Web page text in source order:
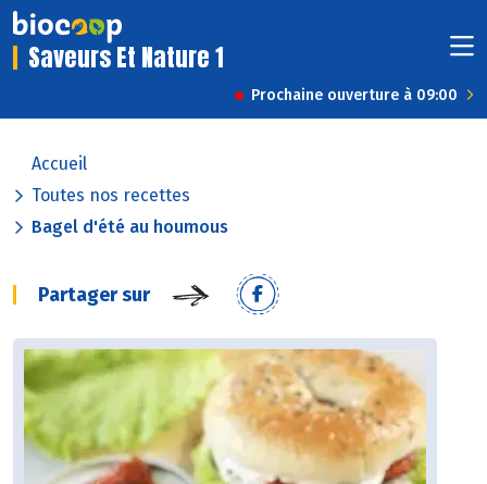
Saveurs Et Nature 1
Prochaine ouverture à 09:00
Accueil
Toutes nos recettes
Bagel d'été au houmous
Partager sur